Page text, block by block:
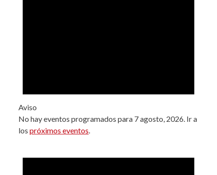
Aviso
No hay eventos programados para 7 agosto, 2026. Ir a
los próximos eventos